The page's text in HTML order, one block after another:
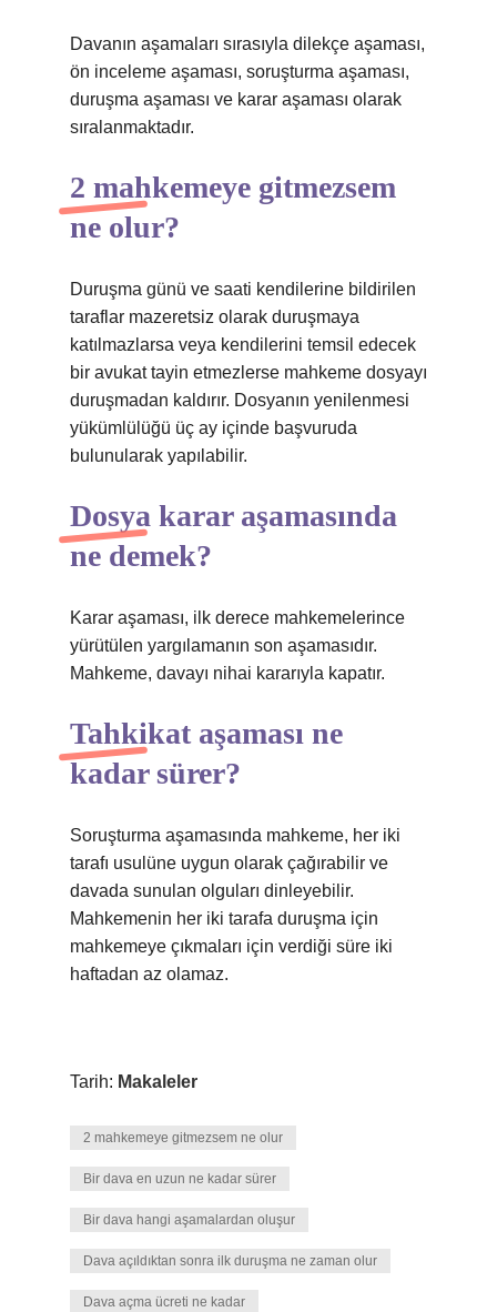
Davanın aşamaları sırasıyla dilekçe aşaması,
ön inceleme aşaması, soruşturma aşaması,
duruşma aşaması ve karar aşaması olarak
sıralanmaktadır.
2 mahkemeye gitmezsem
ne olur?
Duruşma günü ve saati kendilerine bildirilen
taraflar mazeretsiz olarak duruşmaya
katılmazlarsa veya kendilerini temsil edecek
bir avukat tayin etmezlerse mahkeme dosyayı
duruşmadan kaldırır. Dosyanın yenilenmesi
yükümlülüğü üç ay içinde başvuruda
bulunularak yapılabilir.
Dosya karar aşamasında
ne demek?
Karar aşaması, ilk derece mahkemelerince
yürütülen yargılamanın son aşamasıdır.
Mahkeme, davayı nihai kararıyla kapatır.
Tahkikat aşaması ne
kadar sürer?
Soruşturma aşamasında mahkeme, her iki
tarafı usulüne uygun olarak çağırabilir ve
davada sunulan olguları dinleyebilir.
Mahkemenin her iki tarafa duruşma için
mahkemeye çıkmaları için verdiği süre iki
haftadan az olamaz.
Tarih: Makaleler
2 mahkemeye gitmezsem ne olur
Bir dava en uzun ne kadar sürer
Bir dava hangi aşamalardan oluşur
Dava açıldıktan sonra ilk duruşma ne zaman olur
Dava açma ücreti ne kadar